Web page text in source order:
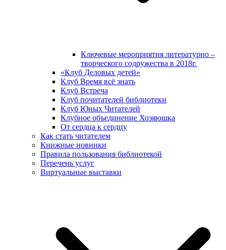
Ключевые мероприятия литературно –
творческого содружества в 2018г.
«Клуб Деловых детей»
Клуб Время всё знать
Клуб Встреча
Клуб почитателей библиотеки
Клуб Юных Читателей
Клубное объединение Хозяюшка
От сердца к сердцу
Как стать читателем
Книжные новинки
Правила пользования библиотекой
Перечень услуг
Виртуальные выставки